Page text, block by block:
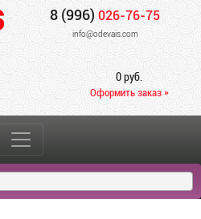
8 (996) 026-76-75
info@odevais.com
0 руб.
Оформить заказ »